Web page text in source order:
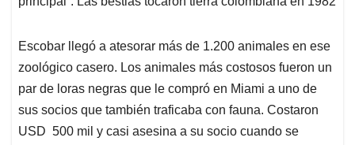
Escobar llegó a atesorar más de 1.200 animales en ese
zoológico casero. Los animales más costosos fueron un
par de loras negras que le compró en Miami a uno de
sus socios que también traficaba con fauna. Costaron
USD 500 mil y casi asesina a su socio cuando se